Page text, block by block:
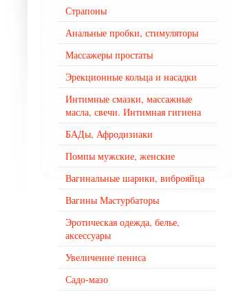
Страпоны
Анальные пробки, стимуляторы
Массажеры простаты
Эрекционные кольца и насадки
Интимные смазки, массажные
масла, свечи. Интимная гигиена
БАДы, Афродизиаки
Помпы мужские, женские
Вагинальные шарики, виброяйца
Вагины Мастурбаторы
Эротическая одежда, белье,
аксессуары
Увеличение пениса
Садо-мазо